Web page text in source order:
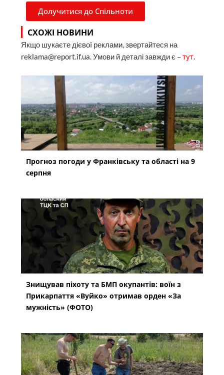
Долучитися до Спільноти
СХОЖІ НОВИНИ
Якщо шукаєте дієвої реклами, звертайтеся на
reklama@report.if.ua. Умови й деталі завжди є –тут.
Прогноз погоди у Франківську та області на 9
серпня
Знищував піхоту та БМП окупантів: воїн з
Прикарпаття «Вуйко» отримав орден «За
мужність» (ФОТО)